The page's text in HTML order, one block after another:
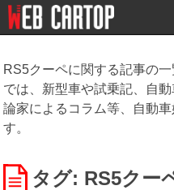
RS5クーペに関する記事の
では、新型車や試乗記、自
論家によるコラム等、自動
す。
タグ: RS5クー